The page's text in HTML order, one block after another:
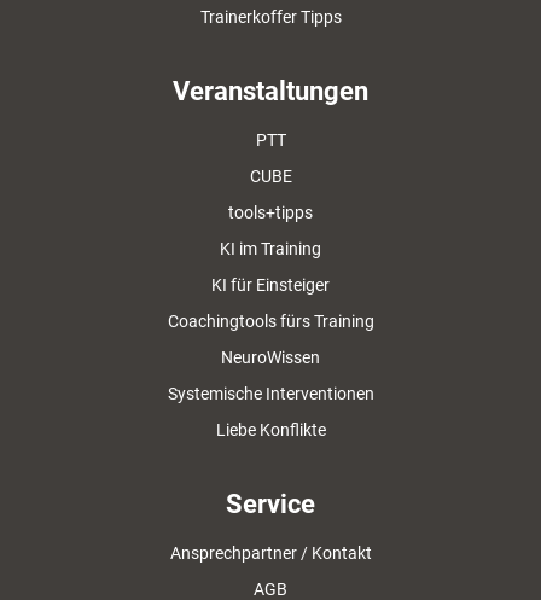
Trainerkoffer Tipps
Veranstaltungen
PTT
CUBE
tools+tipps
KI im Training
KI für Einsteiger
Coachingtools fürs Training
NeuroWissen
Systemische Interventionen
Liebe Konflikte
Service
Ansprechpartner / Kontakt
AGB